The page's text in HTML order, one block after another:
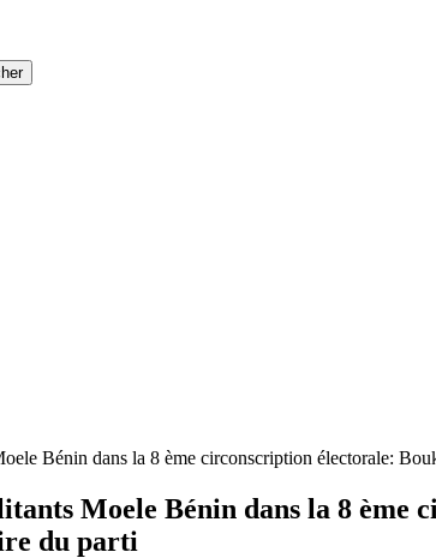
Bénin dans la 8 ème circonscription électorale:
Moele Bénin dans la 8
du parti